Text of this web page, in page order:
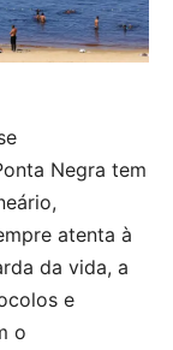
Negra tem
atenta à
da vida, a
e
o